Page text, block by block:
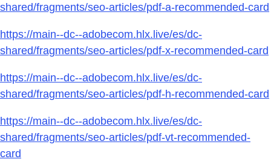
shared/fragments/seo-articles/pdf-a-recommended-card
https://main--dc--adobecom.hlx.live/es/dc-
shared/fragments/seo-articles/pdf-x-recommended-card
https://main--dc--adobecom.hlx.live/es/dc-
shared/fragments/seo-articles/pdf-h-recommended-card
https://main--dc--adobecom.hlx.live/es/dc-
shared/fragments/seo-articles/pdf-vt-recommended-
card